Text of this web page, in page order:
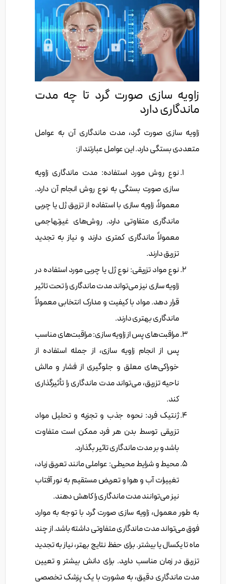
زاویه سازی صورت گرد تا چه مدت
ماندگاری دارد
زاویه سازی صورت گرد، مدت ماندگاری آن به عوامل
متعددی بستگی دارد. این عوامل عبارتند از:
نوع روش مورد استفاده: مدت ماندگاری زاویه
سازی صورت بستگی به نوع روش انجام آن دارد.
معمولاً، زاویه سازی با استفاده از تزریق ژل یا چربی
ماندگاری متفاوتی دارد. روش‌های غیرتهاجمی
معمولاً ماندگاری کمتری دارند و نیاز به تجدید
تزریق دارند.
نوع مواد تزریقی: نوع ژل یا چربی مورد استفاده در
زاویه سازی نیز می‌تواند مدت ماندگاری را تحت تاثیر
قرار دهد. مواد با کیفیت و مدارک انتخابی معمولاً
ماندگاری بهتری دارند.
مراقبت‌های پس از زاویه سازی: مراقبت‌های مناسب
پس از انجام زاویه سازی، از جمله استفاده از
خوراکی‌های معلق و جلوگیری از فشار و مالش
ناحیه تزریق، می‌تواند مدت ماندگاری را تأثیرگذاری
کند.
ژنتیک فرد: نحوه جذب و تجزیه و تحلیل مواد
تزریقی توسط بدن هر فرد ممکن است متفاوت
باشد و بر مدت ماندگاری تاثیر بگذارد.
محیط و شرایط محیطی: عواملی مانند تعریق زیاد،
تغییرات آب و هوا و تعریض مستقیم به نور آفتاب
نیز می‌توانند مدت ماندگاری را کاهش دهند.
به طور معمول، زاویه سازی صورت گرد با توجه به موارد
فوق می‌تواند مدت ماندگاری متفاوتی داشته باشد. از چند
ماه تا یکسال یا بیشتر. برای حفظ نتایج بهتر، نیاز به تجدید
تزریق در زمان مناسب دارید. برای دانش بیشتر و تعیین
مدت ماندگاری دقیق، به مشورت با یک پزشک تخصصی